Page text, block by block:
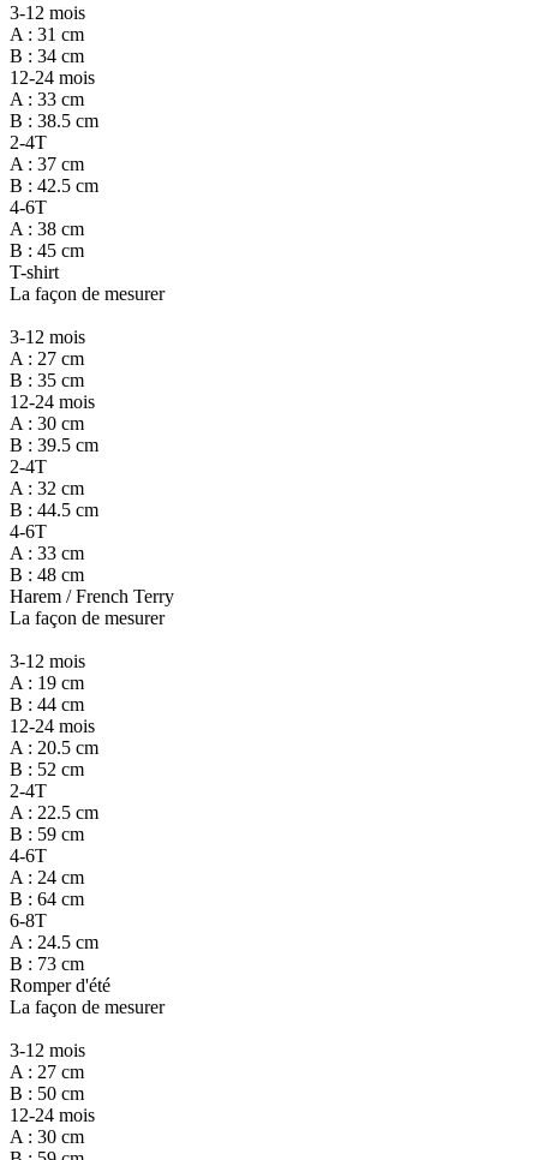
3-12 mois
A : 31 cm
B : 34 cm
12-24 mois
A : 33 cm
B : 38.5 cm
2-4T
A : 37 cm
B : 42.5 cm
4-6T
A : 38 cm
B : 45 cm
T-shirt
La façon de mesurer
3-12 mois
A : 27 cm
B : 35 cm
12-24 mois
A : 30 cm
B : 39.5 cm
2-4T
A : 32 cm
B : 44.5 cm
4-6T
A : 33 cm
B : 48 cm
Harem / French Terry
La façon de mesurer
3-12 mois
A : 19 cm
B : 44 cm
12-24 mois
A : 20.5 cm
B : 52 cm
2-4T
A : 22.5 cm
B : 59 cm
4-6T
A : 24 cm
B : 64 cm
6-8T
A : 24.5 cm
B : 73 cm
Romper d'été
La façon de mesurer
3-12 mois
A : 27 cm
B : 50 cm
12-24 mois
A : 30 cm